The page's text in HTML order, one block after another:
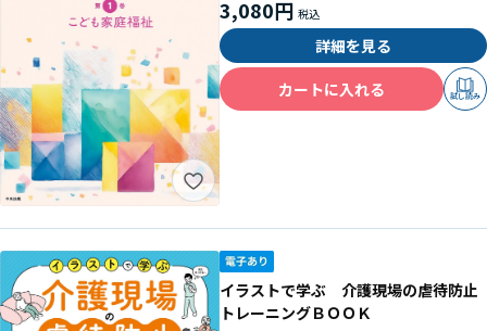
3,080円
詳細を見る
カートに入れる
試し読み
イラストで学ぶ 介護現場の虐待防止
トレーニングＢＯＯＫ